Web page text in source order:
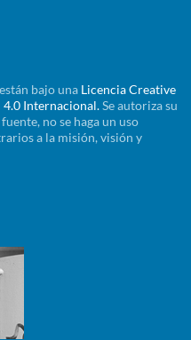
bajo una Licencia Creative
Internacional.Se autoriza su
no se haga un uso
a la misión, visión y